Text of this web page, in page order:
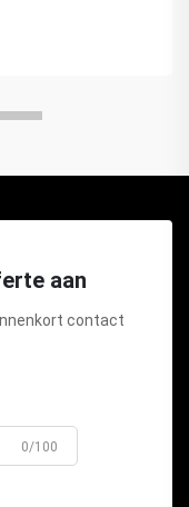
aan
contact
0/100